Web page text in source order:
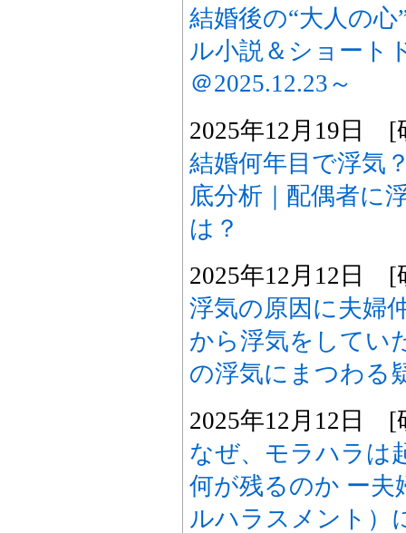
結婚後の“大人の
ル小説＆ショート
＠2025.12.23～
2025年12月19日 [
結婚何年目で浮気
底分析｜配偶者に
は？
2025年12月12日 [
浮気の原因に夫婦
から浮気をしてい
の浮気にまつわる
2025年12月12日 [
なぜ、モラハラは
何が残るのか ー夫
ルハラスメント）